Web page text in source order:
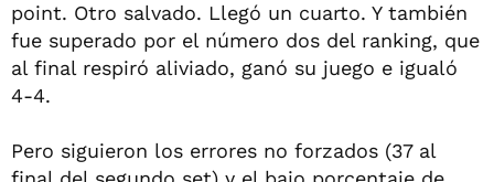
point. Otro salvado. Llegó un cuarto. Y también
fue superado por el número dos del ranking, que
al final respiró aliviado, ganó su juego e igualó
4-4.
Pero siguieron los errores no forzados (37 al